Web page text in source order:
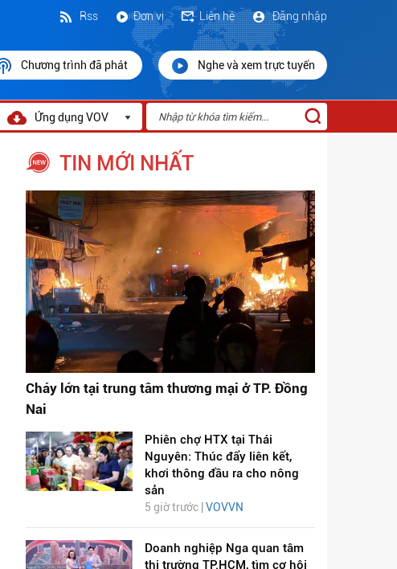
Đăng nhập
Liên hệ
Đơn vị
Rss
Chương trình đã phát Nghe và xem trực tuyến
Ứng dụng VOV
TIN MỚI NHẤT
Cháy lớn tại trung tâm thương mại ở TP. Đồng
Nai
Phiên chợ HTX tại Thái
Nguyên: Thúc đẩy liên kết,
khơi thông đầu ra cho nông
sản
5 giờ trước | VOVVN
Doanh nghiệp Nga quan tâm
thị trường TP.HCM, tìm cơ hội